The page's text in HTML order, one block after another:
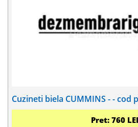
Cuzineti biela CUMMINS - - cod
Pret: 760 LEI